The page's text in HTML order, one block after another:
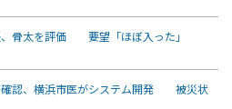
、骨太を評価 要望「ほぼ入った」
確認、横浜市医がシステム開発 被災状